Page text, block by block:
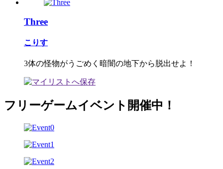
Three
こりす
3体の怪物がうごめく暗闇の地下から脱出せよ！
フリーゲームイベント開催中！